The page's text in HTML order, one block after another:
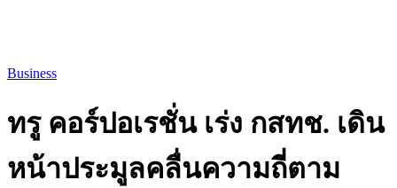
Business
ทรู คอร์ปอเรชั่น เร่ง กสทช. เดิน
หน้าประมูลคลื่นความถี่ตาม